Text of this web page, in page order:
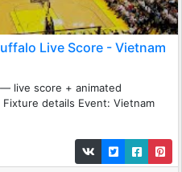
Live Score - Vietnam
live score + animated
details Event: Vietnam